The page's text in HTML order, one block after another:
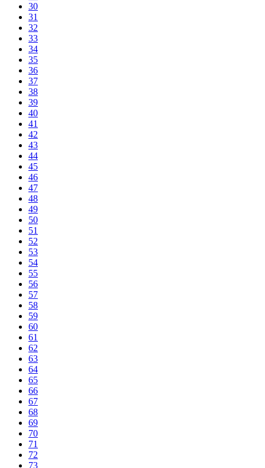
30
31
32
33
34
35
36
37
38
39
40
41
42
43
44
45
46
47
48
49
50
51
52
53
54
55
56
57
58
59
60
61
62
63
64
65
66
67
68
69
70
71
72
73